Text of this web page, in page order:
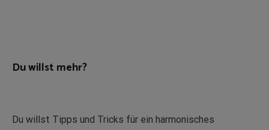
Du willst mehr?
Du willst Tipps und Tricks für ein harmonisches